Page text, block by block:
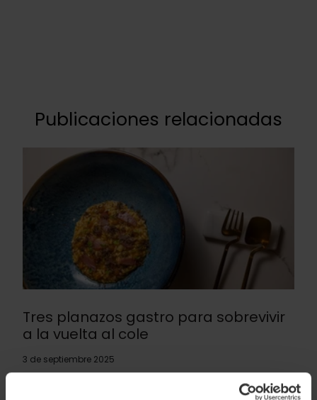
Publicaciones relacionadas
Tres planazos gastro para sobrevivir
a la vuelta al cole
3 de septiembre 2025